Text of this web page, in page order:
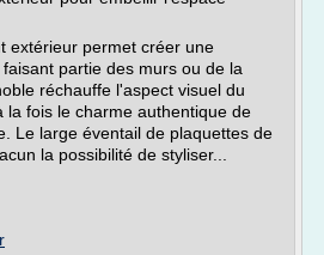
extérieur permet créer une
partie des murs ou de la
réchauffe l'aspect visuel du
la fois le charme authentique de
Le large éventail de plaquettes de
la possibilité de styliser...